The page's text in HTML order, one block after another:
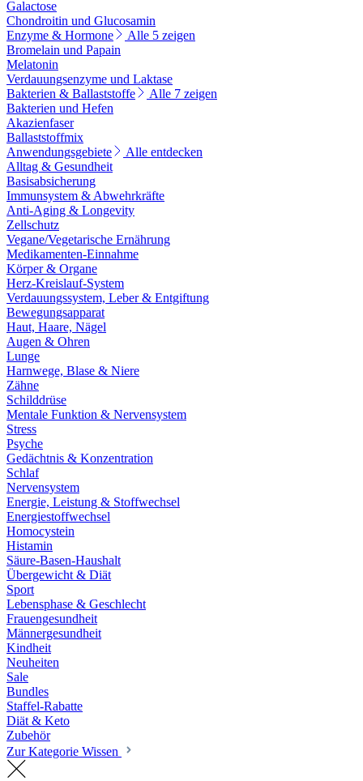
Galactose
Chondroitin und Glucosamin
Enzyme & Hormone
Alle 5 zeigen
Bromelain und Papain
Melatonin
Verdauungsenzyme und Laktase
Bakterien & Ballaststoffe
Alle 7 zeigen
Bakterien und Hefen
Akazienfaser
Ballaststoffmix
Anwendungsgebiete
Alle entdecken
Alltag & Gesundheit
Basisabsicherung
Immunsystem & Abwehrkräfte
Anti-Aging & Longevity
Zellschutz
Vegane/Vegetarische Ernährung
Medikamenten-Einnahme
Körper & Organe
Herz-Kreislauf-System
Verdauungssystem, Leber & Entgiftung
Bewegungsapparat
Haut, Haare, Nägel
Augen & Ohren
Lunge
Harnwege, Blase & Niere
Zähne
Schilddrüse
Mentale Funktion & Nervensystem
Stress
Psyche
Gedächtnis & Konzentration
Schlaf
Nervensystem
Energie, Leistung & Stoffwechsel
Energiestoffwechsel
Homocystein
Histamin
Säure-Basen-Haushalt
Übergewicht & Diät
Sport
Lebensphase & Geschlecht
Frauengesundheit
Männergesundheit
Kindheit
Neuheiten
Sale
Bundles
Staffel-Rabatte
Diät & Keto
Zubehör
Zur Kategorie Wissen